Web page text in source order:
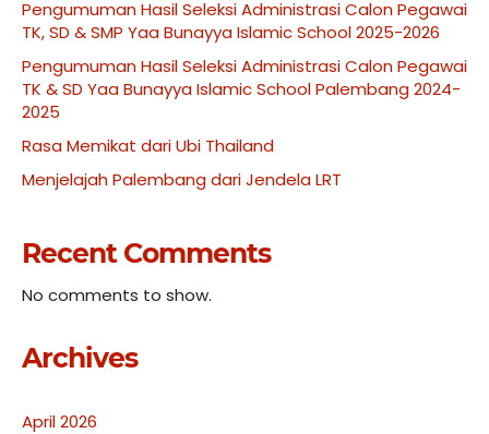
Pengumuman Hasil Seleksi Administrasi Calon Pegawai
TK, SD & SMP Yaa Bunayya Islamic School 2025-2026
Pengumuman Hasil Seleksi Administrasi Calon Pegawai
TK & SD Yaa Bunayya Islamic School Palembang 2024-
2025
Rasa Memikat dari Ubi Thailand
Menjelajah Palembang dari Jendela LRT
Recent Comments
No comments to show.
Archives
April 2026